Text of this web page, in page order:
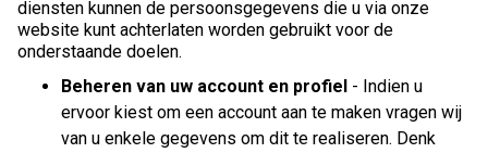
diensten kunnen de persoonsgegevens die u via onze
website kunt achterlaten worden gebruikt voor de
onderstaande doelen.
Beheren van uw account en profiel - Indien u
ervoor kiest om een account aan te maken vragen wij
van u enkele gegevens om dit te realiseren. Denk